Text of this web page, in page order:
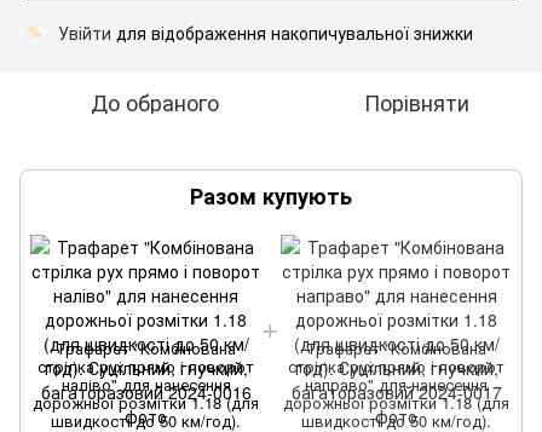
% Увійти для відображення накопичувальної знижки
До обраного Порівняти
Разом купують
Трафарет "Комбінована
стрілка рух прямо і поворот
наліво" для нанесення
дорожньої розмітки 1.18 (для
швидкості до 50 км/год).
Трафарет "Комбінована
стрілка рух прямо і поворот
направо" для нанесення
дорожньої розмітки 1.18 (для
швидкості до 50 км/год).